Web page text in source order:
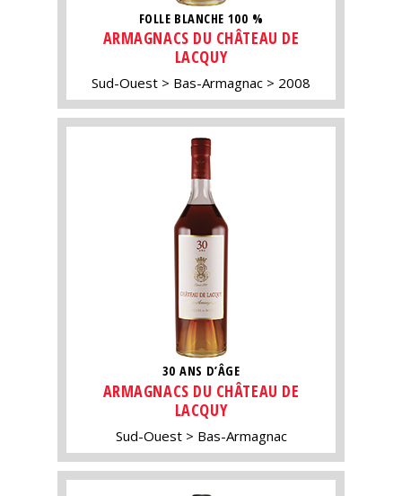
FOLLE BLANCHE 100 %
ARMAGNACS DU CHÂTEAU DE
LACQUY
Sud-Ouest Bas-Armagnac 2008
30 ANS D’ÂGE
ARMAGNACS DU CHÂTEAU DE
LACQUY
Sud-Ouest Bas-Armagnac